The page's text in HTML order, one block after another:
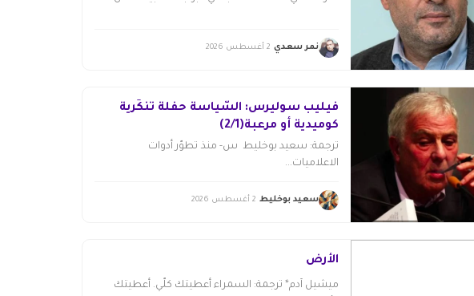
نمر سعدي 2 أغسطس 2026
فيليب سوليرس: السّياسة حفلة تنكّرية
كوميدية أو مرعبة(2/1)
ترجمة: سعيد بوخليط س- منذ تطوّر أدوات
الاعلاميات...
سعيد بوخليط 2 أغسطس 2026
الأرض
ميشيل آدم* ترجمة: السمراء أعطيتك كلّي. أعطيتك